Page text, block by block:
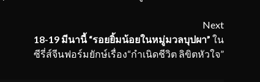
Next
18-19 มีนานี้ “รอยยิ้มน้อยในหมู่มวลบุปผา” ใน
ซีรี่ส์จีนฟอร์มยักษ์เรื่อง“กำเนิดชีวิต ลิขิตหัวใจ”